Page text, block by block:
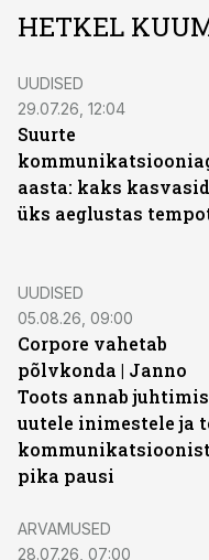
HETKEL
UUDISED
29.07.26, 12:04
Suurte
aasta: kaks
üks aeglustas
UUDISED
05.08.26, 09:00
Corpore vahetab
põlvkonda | Janno
Toots annab
uutele inimestele ja
kommunikatsioonist
pika pausi
ARVAMUSED
28.07.26, 07:00